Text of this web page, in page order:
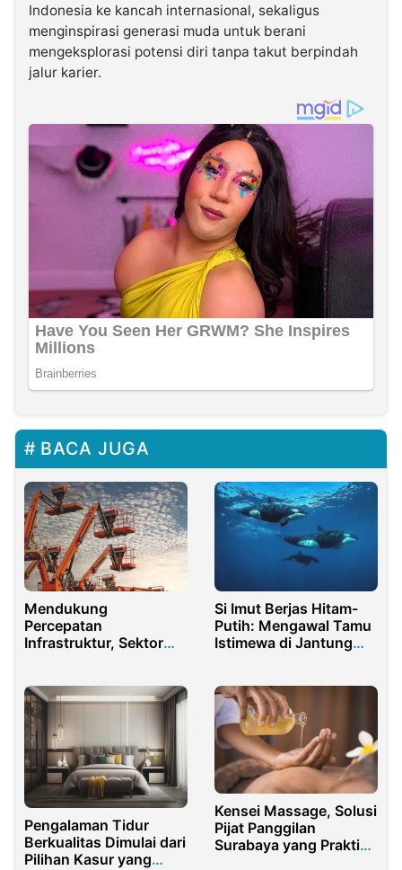
Indonesia ke kancah internasional, sekaligus
menginspirasi generasi muda untuk berani
mengeksplorasi potensi diri tanpa takut berpindah
jalur karier.
BACA JUGA
Mendukung
Percepatan
Infrastruktur, Sektor
Si Imut Berjas Hitam-
Putih: Mengawal Tamu
Istimewa di Jantung
Pengalaman Tidur
Berkualitas Dimulai dari
Pilihan Kasur yang
Kensei Massage, Solusi
Pijat Panggilan
Surabaya yang Praktis